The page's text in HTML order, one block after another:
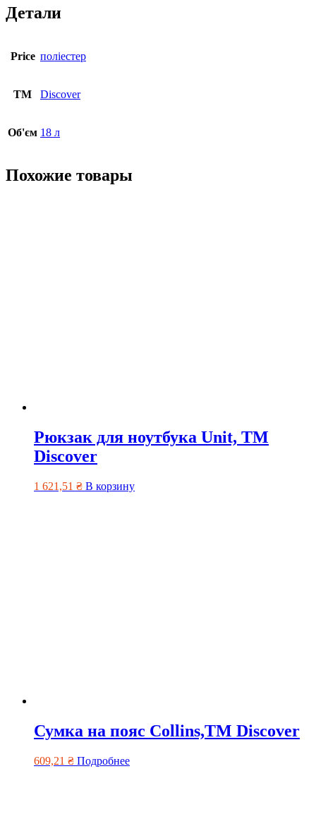
Детали
Price поліестер
ТМ Discover
Об'єм 18 л
Похожие товары
Рюкзак для ноутбука Unit, ТМ
Discover
1 621,51 ₴ В корзину
Сумка на пояс Collins,TM Discover
609,21 ₴ Подробнее